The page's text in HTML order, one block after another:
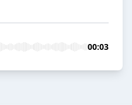
00:03